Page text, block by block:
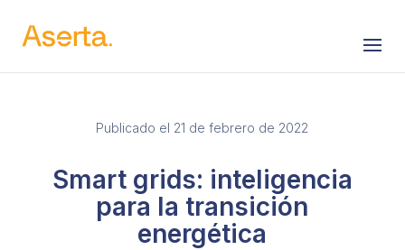
Saltar al contenido
Publicado el 21 de febrero de 2022
Smart grids: inteligencia
para la transición
energética